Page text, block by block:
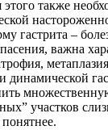
этого также
гастрита –
важна
участков
понятнее.